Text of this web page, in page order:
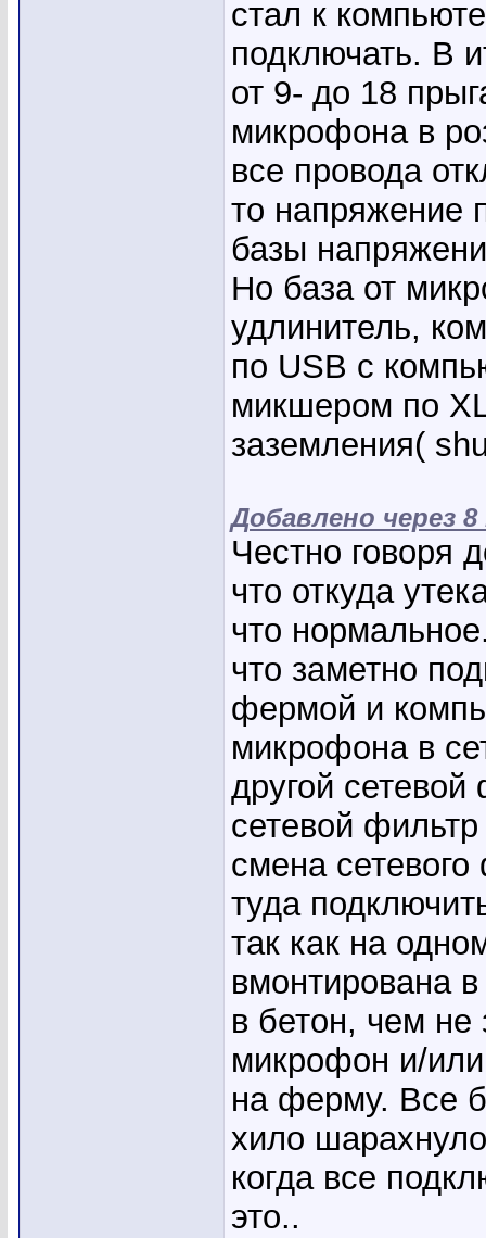
стал к
подключать. В
от 9- до 18
микрофона в
все провода
то напряжение
базы
Но база от
удлинитель,
по USB с
микшером по
заземления(
Добавлено через
Честно говоря
что откуда
что
что заметно
фермой и
микрофона в
другой
сетевой
смена
туда
так как на
вмонтирована
в бетон, чем
микрофон и/
на ферму. Все
хило
когда все
это..